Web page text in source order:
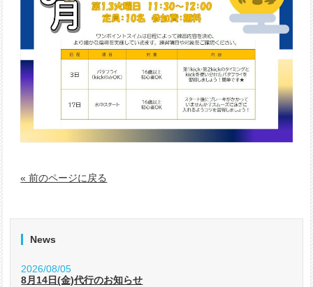
« 前のページに戻る
News
2026/08/05
8月14日(金)代行のお知らせ